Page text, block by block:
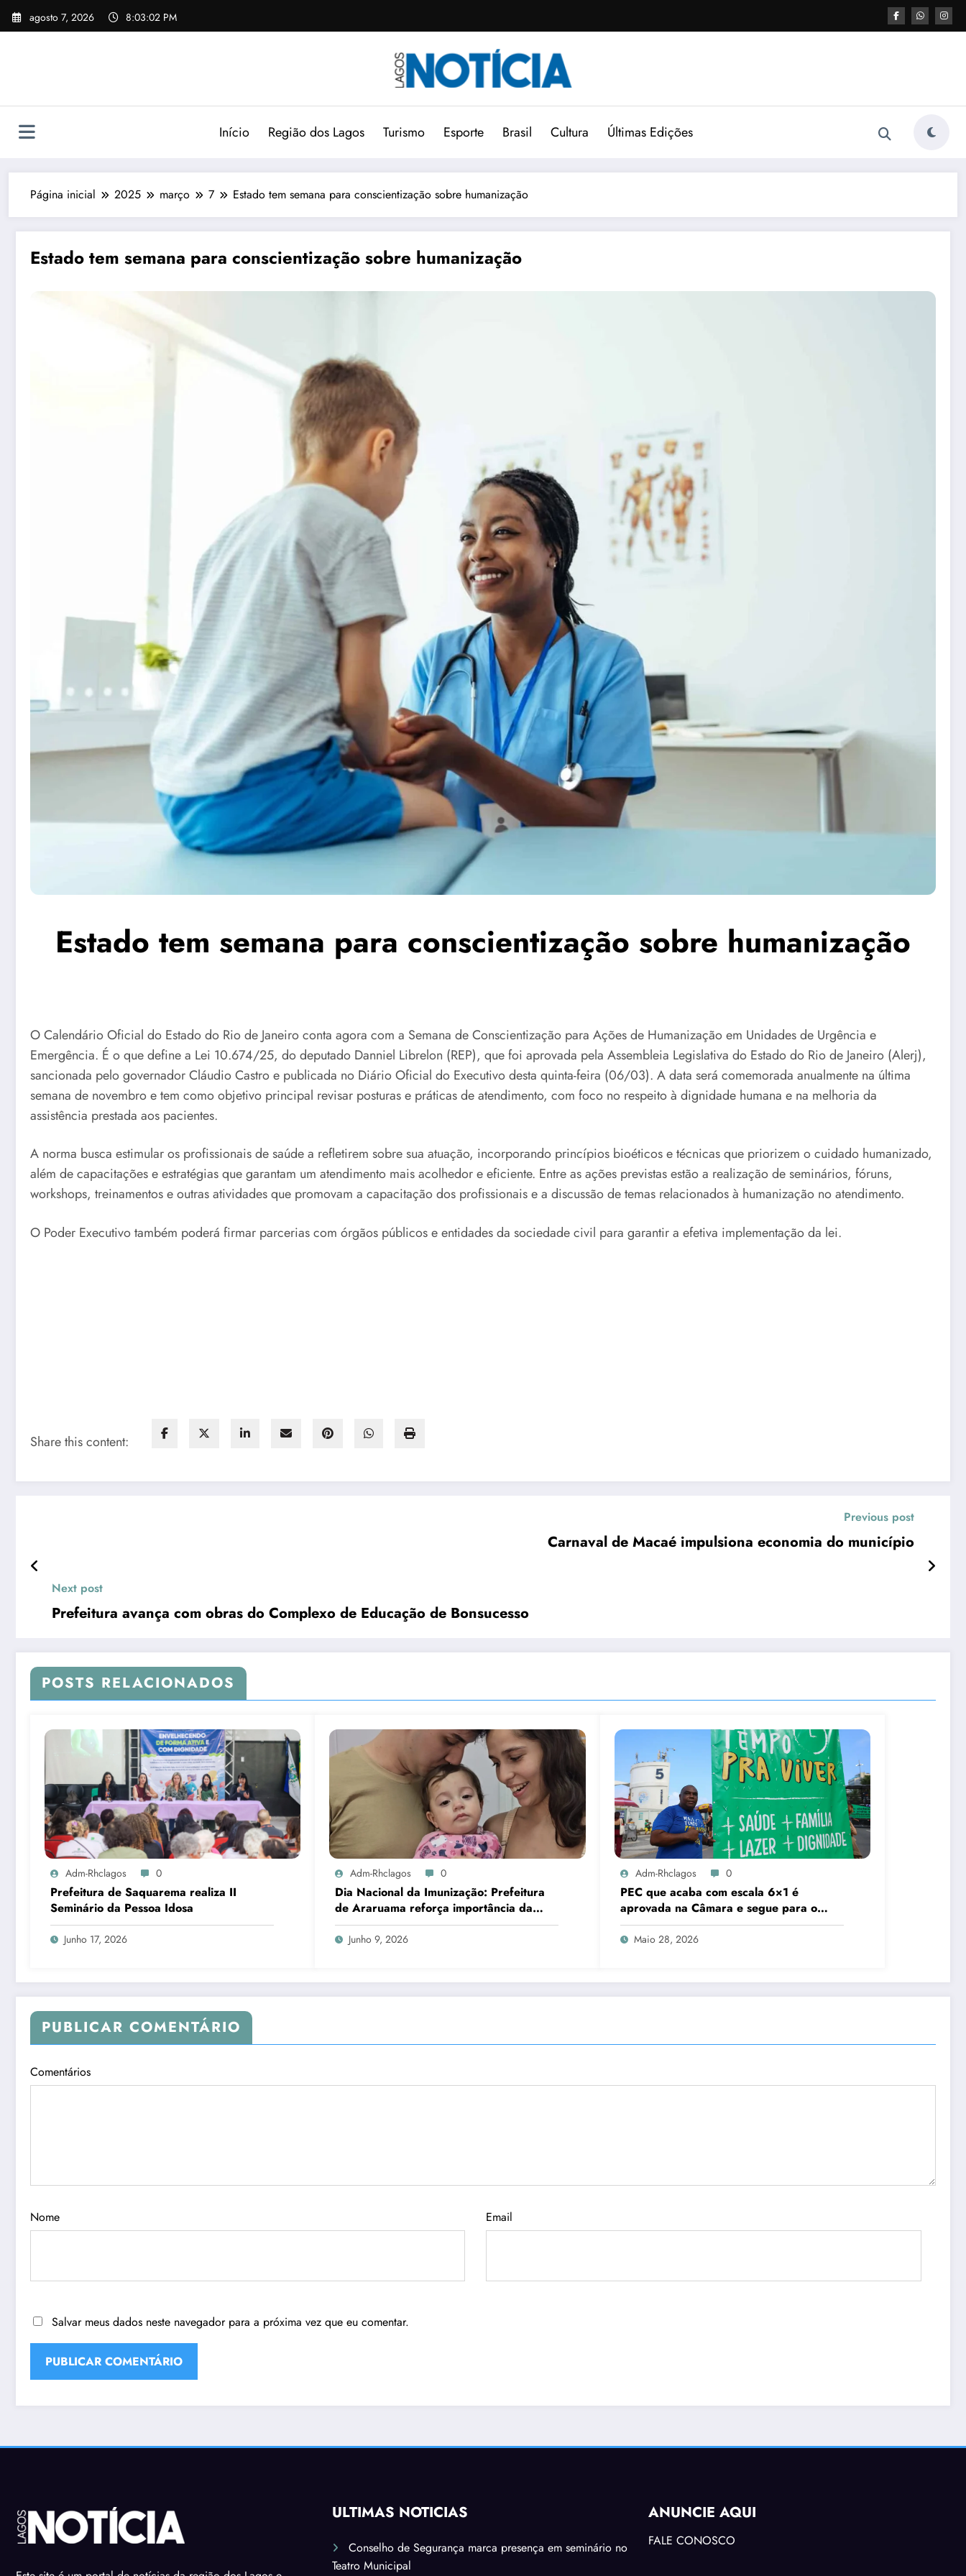
agosto 7, 2026 8:03:03 PM
Início Região dos Lagos Turismo Esporte Brasil Cultura Últimas Edições
Página inicial 2025 março 7 Estado tem semana para conscientização sobre humanização
Estado tem semana para conscientização sobre humanização
Estado tem semana para conscientização sobre humanização
O Calendário Oficial do Estado do Rio de Janeiro conta agora com a Semana de Conscientização para Ações de Humanização em Unidades de Urgência e
Emergência. É o que define a Lei 10.674/25, do deputado Danniel Librelon (REP), que foi aprovada pela Assembleia Legislativa do Estado do Rio de Janeiro (Alerj),
sancionada pelo governador Cláudio Castro e publicada no Diário Oficial do Executivo desta quinta-feira (06/03). A data será comemorada anualmente na última
semana de novembro e tem como objetivo principal revisar posturas e práticas de atendimento, com foco no respeito à dignidade humana e na melhoria da
assistência prestada aos pacientes.
A norma busca estimular os profissionais de saúde a refletirem sobre sua atuação, incorporando princípios bioéticos e técnicas que priorizem o cuidado humanizado,
além de capacitações e estratégias que garantam um atendimento mais acolhedor e eficiente. Entre as ações previstas estão a realização de seminários, fóruns,
workshops, treinamentos e outras atividades que promovam a capacitação dos profissionais e a discussão de temas relacionados à humanização no atendimento.
O Poder Executivo também poderá firmar parcerias com órgãos públicos e entidades da sociedade civil para garantir a efetiva implementação da lei.
Share this content:
Previous post
Carnaval de Macaé impulsiona economia do município
Next post
Prefeitura avança com obras do Complexo de Educação de Bonsucesso
POSTS RELACIONADOS
Adm-Rhclagos 0
Prefeitura de Saquarema realiza II
Seminário da Pessoa Idosa
Junho 17, 2026
Adm-Rhclagos 0
Dia Nacional da Imunização: Prefeitura
de Araruama reforça importância da
vacinação de mães e crianças
Junho 9, 2026
Adm-Rhclagos 0
PEC que acaba com escala 6×1 é
aprovada na Câmara e segue para o
Senado
Maio 28, 2026
PUBLICAR COMENTÁRIO
Comentários
Nome Email
Salvar meus dados neste navegador para a próxima vez que eu comentar.
ÚLTIMAS NOTÍCIAS
Conselho de Segurança marca presença em seminário no
Teatro Municipal
ANUNCIE AQUI
FALE CONOSCO